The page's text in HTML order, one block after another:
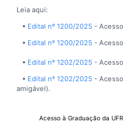
Leia aqui:
• Edital nº 1200/2025 -
• Edital nº 1200/2025 -
• Edital nº 1202/2025 -
• Edital nº 1202/2025 -
amigável).
Acesso à Graduação da